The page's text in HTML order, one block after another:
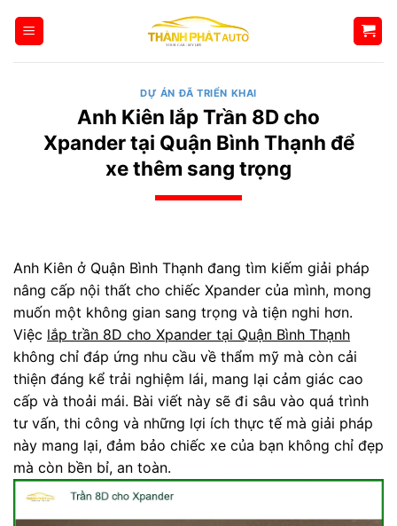
qua
DỰ ÁN ĐÃ TRIỂN KHAI
Anh Kiên lắp Trần 8D cho
Xpander tại Quận Bình Thạnh để
xe thêm sang trọng
Anh Kiên ở Quận Bình Thạnh đang tìm kiếm giải pháp
nâng cấp nội thất cho chiếc Xpander của mình, mong
muốn một không gian sang trọng và tiện nghi hơn.
Việc lắp trần 8D cho Xpander tại Quận Bình Thạnh
không chỉ đáp ứng nhu cầu về thẩm mỹ mà còn cải
thiện đáng kể trải nghiệm lái, mang lại cảm giác cao
cấp và thoải mái. Bài viết này sẽ đi sâu vào quá trình
tư vấn, thi công và những lợi ích thực tế mà giải pháp
này mang lại, đảm bảo chiếc xe của bạn không chỉ đẹp
mà còn bền bỉ, an toàn.